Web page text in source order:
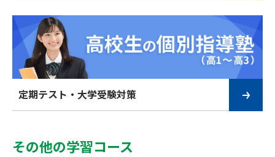
定期テスト・大学受験対策
その他の学習コース